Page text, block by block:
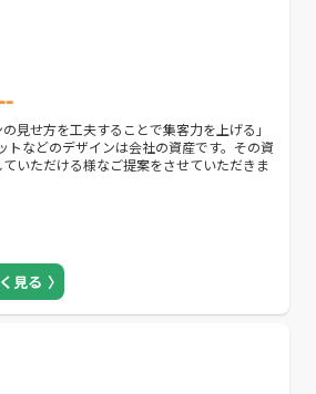
見せ方を工夫することで集客力を上げる」
トなどのデザインは会社の資産です。その資
いただける様なご提案をさせていただきま
見る